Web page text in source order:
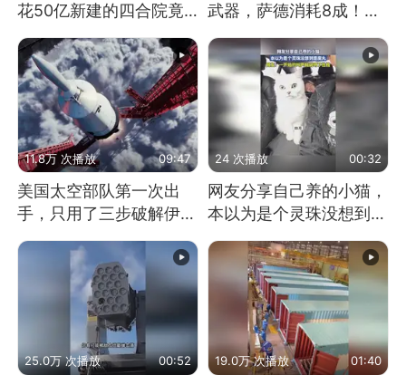
花50亿新建的四合院竟
没人住，发生了啥
武器，萨德消耗8成！美
国还敢嘲笑俄军吗
11.8万 次播放 09:47
美国太空部队第一次出
手，只用了三步破解伊朗
24 次播放 00:32
网友分享自己养的小猫，
本以为是个灵珠没想到是
25.0万 次播放 00:52 19.0万 次播放 01:40